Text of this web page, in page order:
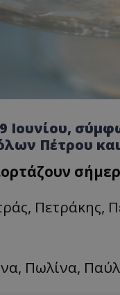
Ιουνίου,
Πέτρου
Πετράκης,
Πωλίνα,